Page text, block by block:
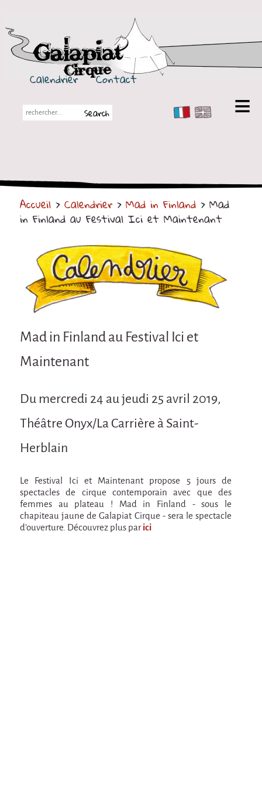
Galapiat Cirque
Calendrier
Contact
FR EN
Les Chapiteaux
Partenaires
En tournée
Attraction Capillaire
BLANC
Courbatures
Courbatures
La Brise de la Pastille
Les maîtres du désordre
L'essaim - Projet participatif autour de la
Brise de la Pastille
Mad in Finland
Sans-culotte
Sans-Culotte
En création
Accueil > Calendrier> Mad in Finland > Mad
in Finland au Festival Ici et Maintenant
Mad in Finland au Festival Ici et
Maintenant
Du mercredi 24 au jeudi 25 avril 2019,
Théâtre Onyx/La Carrière à Saint-
Herblain
Le Festival Ici et Maintenant propose 5 jours de
spectacles de cirque contemporain avec que des
femmes au plateau ! Mad in Finland - sous le
chapiteau jaune de Galapiat Cirque - sera le spectacle
d'ouverture. Découvrez plus parici